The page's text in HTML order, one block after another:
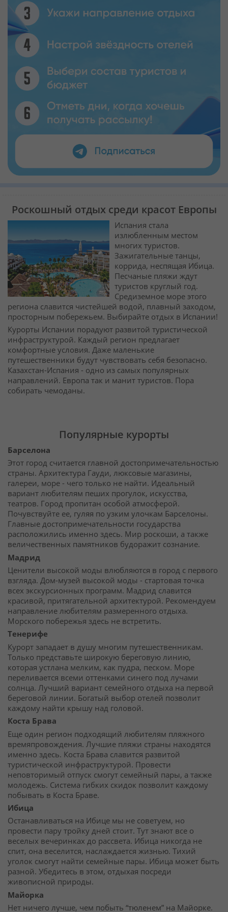
Роскошный отдых среди красот Европы
Испания стала
излюбленным местом
многих туристов.
Зажигательные танцы,
коррида, неспящая Ибица.
Песчаные пляжи ждут
туристов круглый год.
Средиземное море этого
региона славится чистейшей водой, плавный заходом,
просторным побережьем. Выбирайте отдых в Испании!
Курорты Испании порадуют развитой туристической
инфраструктурой. Каждый регион предлагает
комфортные условия. Даже маленькие
путешественники будут чувствовать себя безопасно.
Казахстан-Испания - одно из самых популярных
направлений. Европа так и манит туристов. Пора
собирать чемоданы.
Популярные курорты
Барселона
Этот город считается главной достопримечательностью
страны. Архитектура Гауди, люксовые магазины,
галереи, море - чего только не найти. Идеальный
вариант любителям пеших прогулок, искусства,
театров. Город пропитан особой атмосферой.
Почувствуйте ее, гуляя по узким улочкам Барселоны.
Главные достопримечательности государства
расположились именно здесь. Мир роскоши, а также
величественных памятников будоражит сознание.
Мадрид
Ценители высокой моды влюбляются в город с первого
взгляда. Дом-музей высокой моды - стартовая точка
всех экскурсионных программ. Мадрид славится
красивой, притягательной архитектурой. Рекомендуем
направление любителям размеренного отдыха.
Морского побережья здесь не встретить.
Тенерифе
Курорт западает в душу многим путешественникам.
Только представьте широкую береговую линию,
которая устлана мелким, как пудра, песком. Море
переливается всеми оттенками синего под лучами
солнца. Лучший вариант семейного отдыха на первой
береговой линии. Богатый выбор отелей позволит
каждому найти крышу над головой.
Коста Брава
Еще один регион подходящий любителям пляжного
времяпровождения. Лучшие пляжи страны находятся
именно здесь. Коста Брава славится развитой
туристической инфраструктурой. Провести
неповторимый отпуск смогут семейный пары, а также
молодежь. Система гибких скидок позволит каждому
побывать в Коста Браве.
Ибица
Останавливаться на Ибице мы не советуем, но
провести пару тройку дней стоит. Тут знают все о
веселых вечеринках до рассвета. Ибица никогда не
спит, она веселится, наслаждается жизнью. Тихий
уголок смогут найти семейные пары. Ибица может быть
разной. Убедитесь в этом, отдыхая посреди
живописной природы.
Майорка
Нет ничего лучше, чем побыть “тюленем” на Майорке.